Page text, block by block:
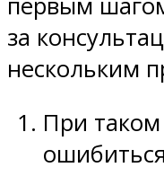
за
нескольким
При таком